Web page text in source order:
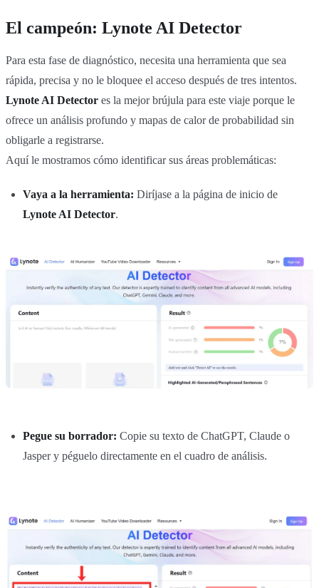
El campeón: Lynote AI Detector
Para esta fase de diagnóstico, necesita una herramienta que sea
rápida, precisa y no le bloquee el acceso después de tres intentos.
Lynote AI Detector es la mejor brújula para este viaje porque le
ofrece un análisis profundo y mapas de calor de probabilidad sin
obligarle a registrarse.
Aquí le mostramos cómo identificar sus áreas problemáticas:
Vaya a la herramienta: Diríjase a la página de inicio de
Lynote AI Detector.
Pegue su borrador: Copie su texto de ChatGPT, Claude o
Jasper y péguelo directamente en el cuadro de análisis.